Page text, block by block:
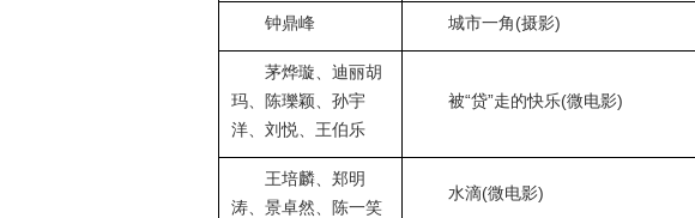
钟鼎峰 城市一角(摄影)
茅烨璇、迪丽胡
玛、陈瓅颖、孙宇
洋、刘悦、王伯乐
被“贷”走的快乐(微电影)
王培麟、郑明
涛、景卓然、陈一笑
水滴(微电影)